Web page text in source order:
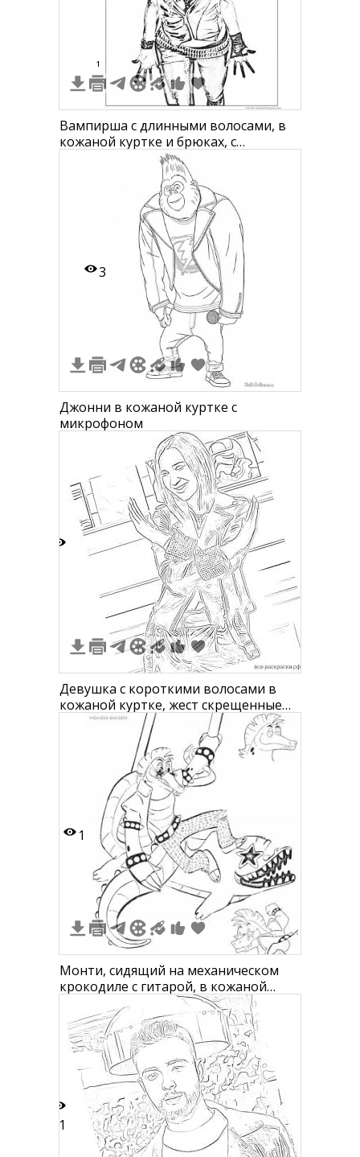
1
Вампирша с длинными волосами, в
кожаной куртке и брюках, с
кожаными браслетами
3
Джонни в кожаной куртке с
микрофоном
Девушка с короткими волосами в
кожаной куртке, жест скрещенные
1
Монти, сидящий на механическом
крокодиле с гитарой, в кожаной
куртке и рваных джинсах, две
маленькие изображения головы
Монти сверху
21